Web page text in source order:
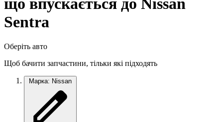
що впускається до Nissan
Sentra
Оберіть авто
Щоб бачити запчастини, тільки які підходять
Марка: Nissan